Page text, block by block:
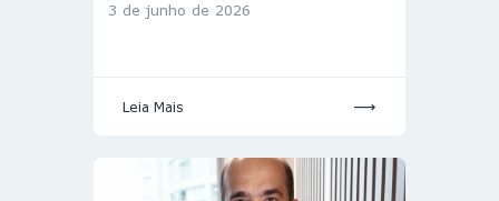
3 de junho de 2026
Leia Mais